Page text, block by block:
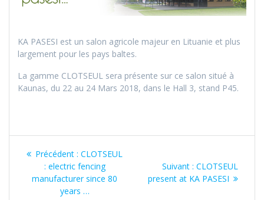
KA PASESI est un salon agricole majeur en Lituanie et plus
largement pour les pays baltes.
La gamme CLOTSEUL sera présente sur ce salon situé à
Kaunas, du 22 au 24 Mars 2018, dans le Hall 3, stand P45.
Navigation
de
Précédent : Article
précédent
:
CLOTSEUL
: electric fencing
manufacturer since 80
years …
Suivant : Article
suivant
CLOTSEUL
present at KA PASESI